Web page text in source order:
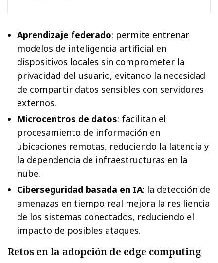
Aprendizaje federado: permite entrenar
modelos de inteligencia artificial en
dispositivos locales sin comprometer la
privacidad del usuario, evitando la necesidad
de compartir datos sensibles con servidores
externos.
Microcentros de datos: facilitan el
procesamiento de información en
ubicaciones remotas, reduciendo la latencia y
la dependencia de infraestructuras en la
nube.
Ciberseguridad basada en IA: la detección de
amenazas en tiempo real mejora la resiliencia
de los sistemas conectados, reduciendo el
impacto de posibles ataques.
Retos en la adopción de edge computing